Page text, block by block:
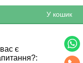
У кошик
є